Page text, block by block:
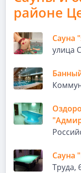
районе
Сауна
улица
Сауна
Труда,